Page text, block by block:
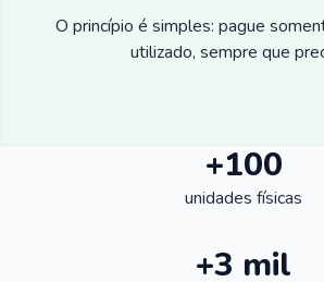
O princípio é simples: pague
utilizado, sempre que
+100
unidades físicas
+3 mil